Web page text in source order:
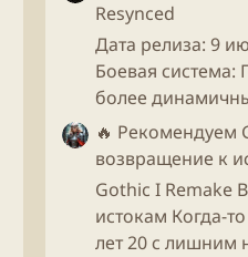
Resynced
Дата релиза: 9
Боевая система:
более
🔥 Рекомендуем
возвращение к
Gothic I Remake
истокам Когда-
лет 20 с лишним